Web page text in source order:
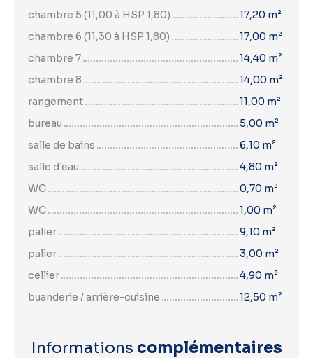
chambre 5 (11,00 à HSP 1,80)
17,20 m²
chambre 6 (11,30 à HSP 1,80)
17,00 m²
chambre 7
14,40 m²
chambre 8
14,00 m²
rangement
11,00 m²
bureau
5,00 m²
salle de bains
6,10 m²
salle d'eau
4,80 m²
WC
0,70 m²
WC
1,00 m²
palier
9,10 m²
palier
3,00 m²
cellier
4,90 m²
buanderie / arrière-cuisine
12,50 m²
Informations complémentaires